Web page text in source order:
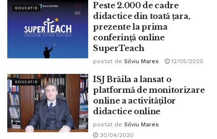
EDUCATIE
Peste 2.000 de cadre
didactice din toată țara,
prezente la prima
conferință online
SuperTeach
postat de Silviu Mares 12/05/2020
EDUCATIE
ISJ Brăila a lansat o
platformă de monitorizare
online a activităților
didactice online
postat de Silviu Mares
30/04/2020